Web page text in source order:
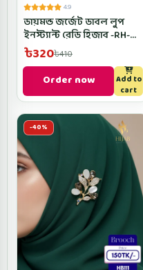
4.9
ডায়মন্ড জর্জেট ডাবল লুপ
ইনস্ট্যান্ট রেডি হিজাব -RH-
Regular Pink Color
৳320৳410
Order now
Add to
cart
-40%